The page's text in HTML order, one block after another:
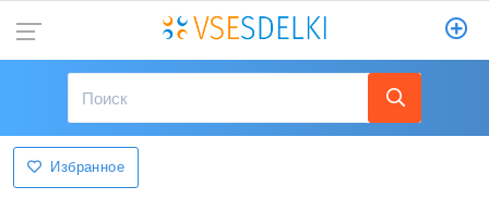
Избранное